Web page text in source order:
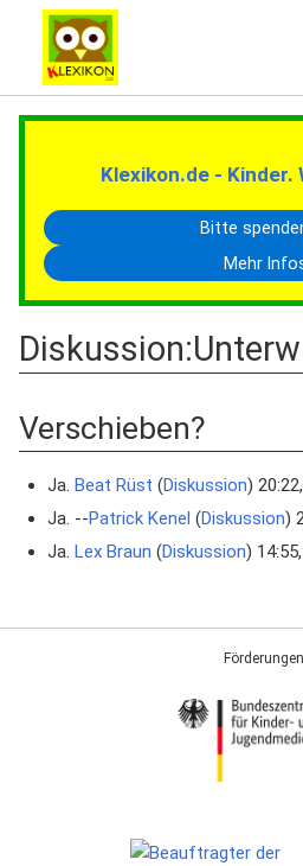
Klexikon.de - Kinder.
Bitte
Mehr
Diskussion:
Verschieben?
Ja. Beat Rüst (Diskussion)
Ja. --Patrick Kenel (Diskussion)
Ja. Lex Braun (Diskussion)